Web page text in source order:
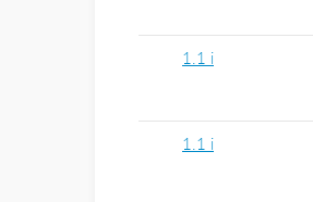
1.1 i
1.1 i